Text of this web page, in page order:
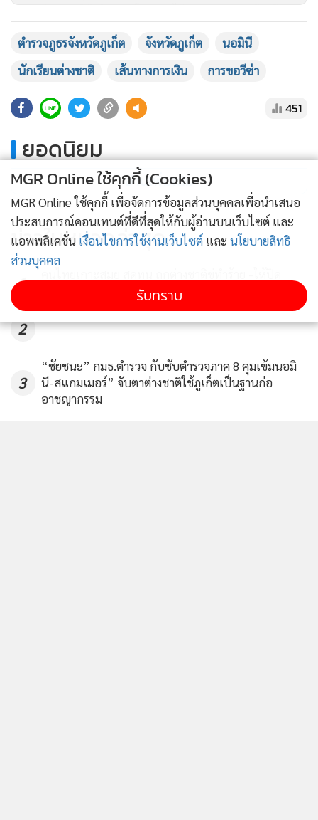
ผ่านหน่วยงานที่รับผิดชอบโดยตรง ไม่ควรผ่านนายหน้าหรือเอ
เย่น ที่อ้างว่าสามารถอำนวยความสะดวก เพราะเสี่ยงต่อการถูก
หลอกลวง และส่งผลเสียต่อภาพลักษณ์ของประเทศ
คิดจะลงทุนในธุรกิจเกี่ยวกับวีซ่าหรือแรงงานต่างชาติ ควรตรวจ
ในลักษณะนี้บั่นทอนความเชื่อมั่นของนักลงทุนและนักท่องเที่ยว
ที่มีต่อจังหวัดภูเก็ต
จากการตรวจสอบข้อมูลเบื้องต้น พบว่า โรงเรียนนานาชาติ ดัง
กล่าว มีทุนจดทะเบียน 20 ล้านบาท เปิดสอนระดับก่อนประถม
ศึกษา และ อยู่ระหว่างดำเนินกิจการ โดยมีผู้ถือหุ้นทั้งชาวไทย
และชาวจีน ต่อมาเมื่อเกิดกระแสข่าว โรงเรียนได้ออก
แถลงการณ์ปฏิเสธความเกี่ยวข้องกับ นางสาวพัช ผู้เเสียหาย
ยืนยันว่าเธอมีบทบาทชัดเจนในการดูแลเอกสารวีซ่า การอบรม
นอกจากนี้ยังพบว่า นางสาวพัช มีชื่อเป็นกรรมการลำดับที่ 3 ของ
โรงเรียนนานาชาติ และต่อมาได้เปิดบริษัทเอกชนอีก 1 บริษัท ซึ่ง
ตำรวจภูธรจังหวัดภูเก็ต จังหวัดภูเก็ต
นอมินี
นักเรียนต่างชาติ
เส้นทางการเงิน การขอวีซ่า
451
ยอดนิยม
อ่านเพิ่มเติม
ข่าวในหมวดล่าสุด
1
2
3
“ชัยชนะ” กมธ.ตำรวจ กับชับตำรวจภาค 8 คุมเข้มนอมิ
นี-สแกมเมอร์” จับตาต่างชาติใช้ภูเก็ตเป็นฐานก่อ
อาชญากรรม
MGR Online ใช้คุกกี้ (Cookies)
MGR Online ใช้คุกกี้ เพื่อจัดการข้อมูลส่วนบุคคลเพื่อนำเสนอ
ประสบการณ์คอนเทนต์ที่ดีที่สุดให้กับผู้อ่านบนเว็บไซต์ และ
แอพพลิเคชั่น เงื่อนไขการใช้งานเว็บไซต์ และ นโยบายสิทธิ
ส่วนบุคคล
รับทราบ